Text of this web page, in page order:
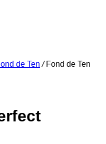
de Ten / Fond de Ten